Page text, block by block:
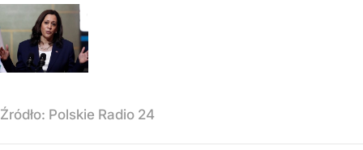
Źródło: Polskie Radio 24